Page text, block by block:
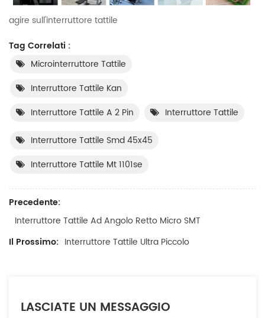
agire sull'interruttore tattile
Tag Correlati :
Microinterruttore Tattile
Interruttore Tattile Kan
Interruttore Tattile A 2 Pin
Interruttore Tattile
Interruttore Tattile Smd 45x45
Interruttore Tattile Mt 1101se
Precedente:
Interruttore Tattile Ad Angolo Retto Micro SMT
Il Prossimo: Interruttore Tattile Ultra Piccolo
LASCIATE UN MESSAGGIO